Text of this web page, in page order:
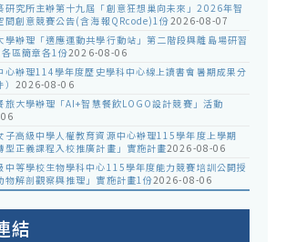
研究所主辦第十九屆「創意狂想巢向未來」2026年智
間創意競賽公告(含海報QRcode)1份2026-08-07
學辦理「適應運動共學行動站」第二階段與離島場研習
區簡章各1份2026-08-06
心辦理114學年度歷史學科中心線上讀書會暑期成果分
2026-08-06
旅大學辦理「AI+智慧餐飲LOGO設計競賽」活動
子高級中學人權教育資源中心辦理115學年度上學期
型正義課程入校推廣計畫」實施計畫2026-08-06
中等學校生物學科中心115學年度能力競賽培訓公開授
物解剖觀察與推理」實施計畫1份2026-08-06
結